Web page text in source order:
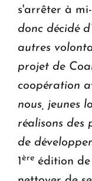
s'arrêter à
donc décidé
autres
projet de
coopération
nous, jeunes
réalisons des
de
1ère édition